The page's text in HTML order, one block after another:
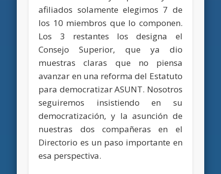
afiliados solamente elegimos 7 de
los 10 miembros que lo componen.
Los 3 restantes los designa el
Consejo Superior, que ya dio
muestras claras que no piensa
avanzar en una reforma del Estatuto
para democratizar ASUNT. Nosotros
seguiremos insistiendo en su
democratización, y la asunción de
nuestras dos compañeras en el
Directorio es un paso importante en
esa perspectiva.